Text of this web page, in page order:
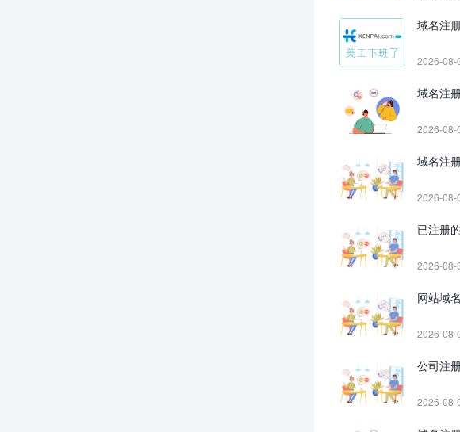
域名注
2026-08-
域名注
2026-08-
域名注
2026-08-
已注册
2026-08-
网站域
2026-08-
公司注
2026-08-